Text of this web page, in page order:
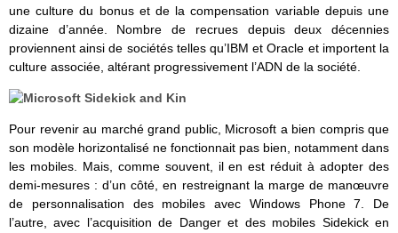
une culture du bonus et de la compensation variable depuis une
dizaine d’année. Nombre de recrues depuis deux décennies
proviennent ainsi de sociétés telles qu’IBM et Oracle et importent la
culture associée, altérant progressivement l’ADN de la société.
Pour revenir au marché grand public, Microsoft a bien compris que
son modèle horizontalisé ne fonctionnait pas bien, notamment dans
les mobiles. Mais, comme souvent, il en est réduit à adopter des
demi-mesures : d’un côté, en restreignant la marge de manœuvre
de personnalisation des mobiles avec Windows Phone 7. De
l’autre, avec l’acquisition de Danger et des mobiles Sidekick en